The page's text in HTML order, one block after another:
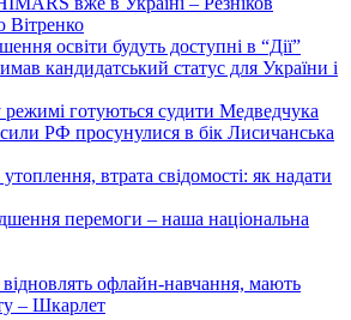
Вітренко
освіти будуть доступні в “Дії”
кандидатський статус для України і
готуються судити Медведчука
сили РФ просунулися в бік Лисичанська
втрата свідомості: як надати
перемоги – наша національна
відновлять офлайн-навчання, мають
– Шкарлет